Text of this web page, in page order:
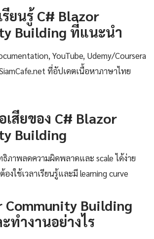
ยนรู้ C# Blazor
Building ที่แนะนำ
YouTube, Udemy/Coursera
ที่อัปเดตเนื้อหาภาษาไทย
สียของ C# Blazor
Building
ภาพลดความผิดพลาดและ scale ได้ง่าย
งใช้เวลาเรียนรู้และมี learning curve
Community Building
ทำงานอย่างไร